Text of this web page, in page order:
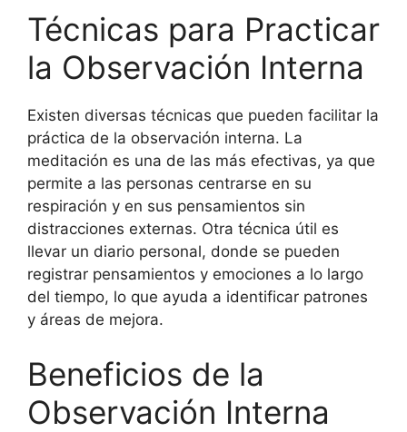
Técnicas para Practicar
la Observación Interna
Existen diversas técnicas que pueden facilitar la
práctica de la observación interna. La
meditación es una de las más efectivas, ya que
permite a las personas centrarse en su
respiración y en sus pensamientos sin
distracciones externas. Otra técnica útil es
llevar un diario personal, donde se pueden
registrar pensamientos y emociones a lo largo
del tiempo, lo que ayuda a identificar patrones
y áreas de mejora.
Beneficios de la
Observación Interna